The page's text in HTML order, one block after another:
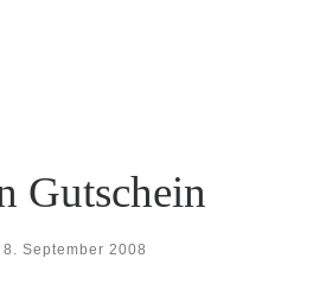
Gutschein
8. September 2008